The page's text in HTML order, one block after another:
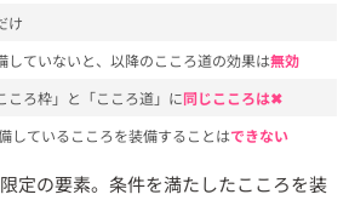
け
していないと、以降のこころ道の効果は無効
ころ枠」と「こころ道」に同じこころは✖
しているこころを装備することはできない
定の要素。条件を満たしたこころを装